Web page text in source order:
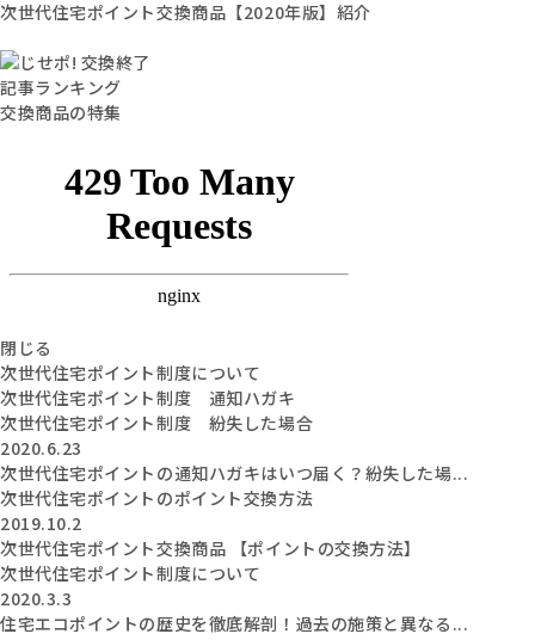
次世代住宅ポイント交換商品【2020年版】紹介
記事ランキング
交換商品の特集
閉じる
次世代住宅ポイント制度について
次世代住宅ポイント制度 通知ハガキ
次世代住宅ポイント制度 紛失した場合
2020.6.23
次世代住宅ポイントの通知ハガキはいつ届く？紛失した場...
次世代住宅ポイントのポイント交換方法
2019.10.2
次世代住宅ポイント交換商品 【ポイントの交換方法】
次世代住宅ポイント制度について
2020.3.3
住宅エコポイントの歴史を徹底解剖！過去の施策と異なる...